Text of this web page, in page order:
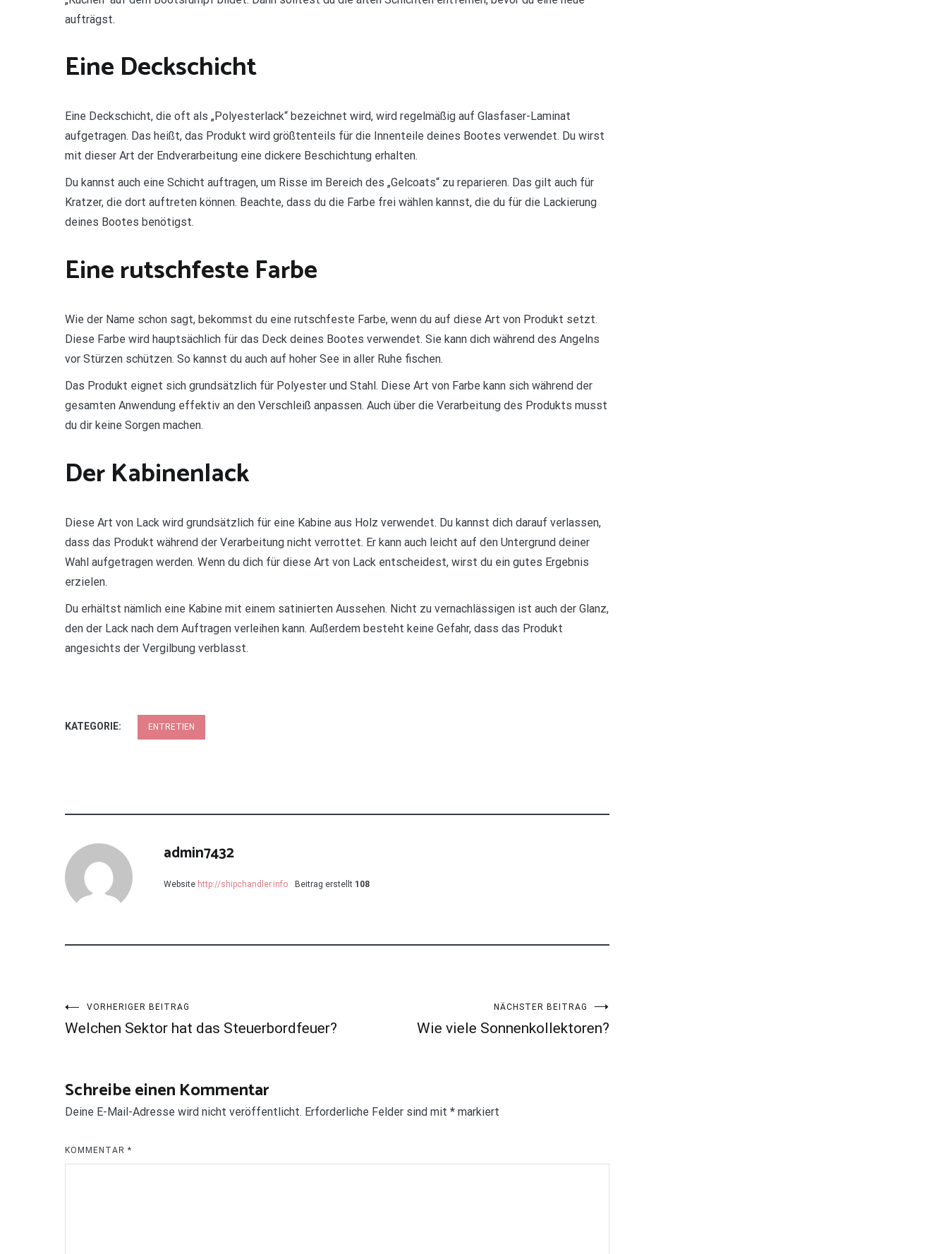
aufträgst.
Eine Deckschicht
Eine Deckschicht, die oft als „Polyesterlack“ bezeichnet wird, wird regelmäßig auf Glasfaser-Laminat
aufgetragen. Das heißt, das Produkt wird größtenteils für die Innenteile deines Bootes verwendet. Du wirst
mit dieser Art der Endverarbeitung eine dickere Beschichtung erhalten.
Du kannst auch eine Schicht auftragen, um Risse im Bereich des „Gelcoats“ zu reparieren. Das gilt auch für
Kratzer, die dort auftreten können. Beachte, dass du die Farbe frei wählen kannst, die du für die Lackierung
deines Bootes benötigst.
Eine rutschfeste Farbe
Wie der Name schon sagt, bekommst du eine rutschfeste Farbe, wenn du auf diese Art von Produkt setzt.
Diese Farbe wird hauptsächlich für das Deck deines Bootes verwendet. Sie kann dich während des Angelns
vor Stürzen schützen. So kannst du auch auf hoher See in aller Ruhe fischen.
Das Produkt eignet sich grundsätzlich für Polyester und Stahl. Diese Art von Farbe kann sich während der
gesamten Anwendung effektiv an den Verschleiß anpassen. Auch über die Verarbeitung des Produkts musst
du dir keine Sorgen machen.
Der Kabinenlack
Diese Art von Lack wird grundsätzlich für eine Kabine aus Holz verwendet. Du kannst dich darauf verlassen,
dass das Produkt während der Verarbeitung nicht verrottet. Er kann auch leicht auf den Untergrund deiner
Wahl aufgetragen werden. Wenn du dich für diese Art von Lack entscheidest, wirst du ein gutes Ergebnis
erzielen.
Du erhältst nämlich eine Kabine mit einem satinierten Aussehen. Nicht zu vernachlässigen ist auch der Glanz,
den der Lack nach dem Auftragen verleihen kann. Außerdem besteht keine Gefahr, dass das Produkt
angesichts der Vergilbung verblasst.
KATEGORIE: ENTRETIEN
admin7432
Website http://shipchandler.info Beitrag erstellt 108
Beitragsnavigation
VORHERIGER BEITRAG
Welchen Sektor hat das Steuerbordfeuer?
NÄCHSTER BEITRAG
Wie viele Sonnenkollektoren?
Schreibe einen Kommentar
Deine E-Mail-Adresse wird nicht veröffentlicht. Erforderliche Felder sind mit * markiert
KOMMENTAR *